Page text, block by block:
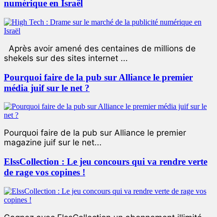
numérique en Israël
Après avoir amené des centaines de millions de
shekels sur des sites internet ...
Pourquoi faire de la pub sur Alliance le premier
média juif sur le net ?
Pourquoi faire de la pub sur Alliance le premier
magazine juif sur le net...
ElssCollection : Le jeu concours qui va rendre verte
de rage vos copines !